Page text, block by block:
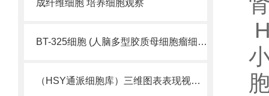
成纤维细胞 培养细胞观察
BT-325细胞 (人脑多型胶质母细胞瘤细胞库)
（HSY通派细胞库）三维图表表现视觉细胞活性